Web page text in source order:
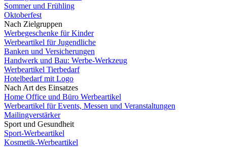
Sommer und Frühling
Oktoberfest
Nach Zielgruppen
Werbegeschenke für Kinder
Werbeartikel für Jugendliche
Banken und Versicherungen
Handwerk und Bau: Werbe-Werkzeug
Werbeartikel Tierbedarf
Hotelbedarf mit Logo
Nach Art des Einsatzes
Home Office und Büro Werbeartikel
Werbeartikel für Events, Messen und Veranstaltungen
Mailingverstärker
Sport und Gesundheit
Sport-Werbeartikel
Kosmetik-Werbeartikel